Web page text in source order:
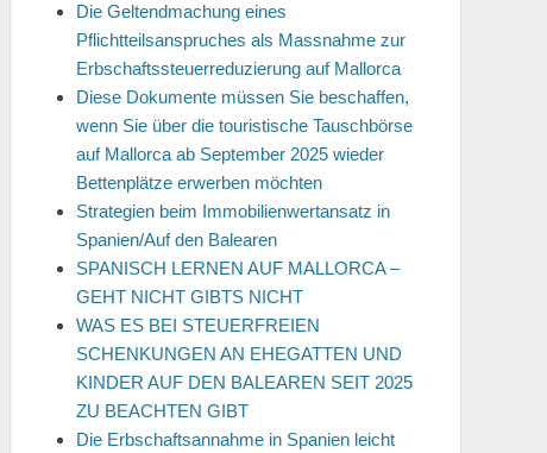
Die Geltendmachung eines
Pflichtteilsanspruches als Massnahme zur
Erbschaftssteuerreduzierung auf Mallorca
Diese Dokumente müssen Sie beschaffen,
wenn Sie über die touristische Tauschbörse
auf Mallorca ab September 2025 wieder
Bettenplätze erwerben möchten
Strategien beim Immobilienwertansatz in
Spanien/Auf den Balearen
SPANISCH LERNEN AUF MALLORCA –
GEHT NICHT GIBTS NICHT
WAS ES BEI STEUERFREIEN
SCHENKUNGEN AN EHEGATTEN UND
KINDER AUF DEN BALEAREN SEIT 2025
ZU BEACHTEN GIBT
Die Erbschaftsannahme in Spanien leicht